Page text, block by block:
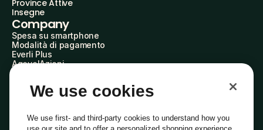
Province Attive
Insegne
Company
Spesa su smartphone
Modalità di pagamento
Everli Plus
AgevolAzioni
Everli Shoppers
Scopri chi siamo
We use cookies
We use first- and third-party cookies to understand how you